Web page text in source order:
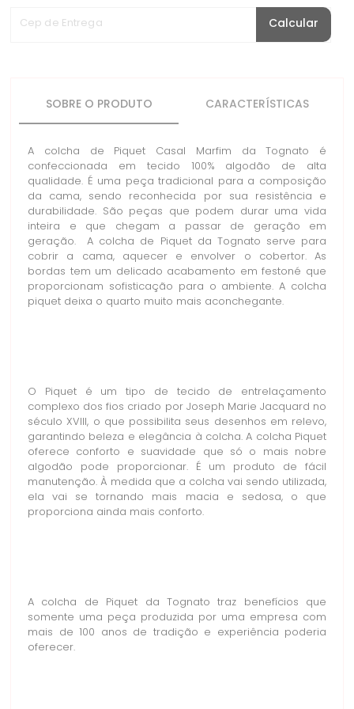
Cep de Entrega Calcular
SOBRE O PRODUTO CARACTERÍSTICAS
A colcha de Piquet Casal Marfim da Tognato é
confeccionada em tecido 100% algodão de alta
qualidade. É uma peça tradicional para a composição
da cama, sendo reconhecida por sua resistência e
durabilidade. São peças que podem durar uma vida
inteira e que chegam a passar de geração em
geração. A colcha de Piquet da Tognato serve para
cobrir a cama, aquecer e envolver o cobertor. As
bordas tem um delicado acabamento em festoné que
proporcionam sofisticação para o ambiente. A colcha
piquet deixa o quarto muito mais aconchegante.
O Piquet é um tipo de tecido de entrelaçamento
complexo dos fios criado por Joseph Marie Jacquard no
século XVIII, o que possibilita seus desenhos em relevo,
garantindo beleza e elegância à colcha. A colcha Piquet
oferece conforto e suavidade que só o mais nobre
algodão pode proporcionar. É um produto de fácil
manutenção. À medida que a colcha vai sendo utilizada,
ela vai se tornando mais macia e sedosa, o que
proporciona ainda mais conforto.
A colcha de Piquet da Tognato traz benefícios que
somente uma peça produzida por uma empresa com
mais de 100 anos de tradição e experiência poderia
oferecer.